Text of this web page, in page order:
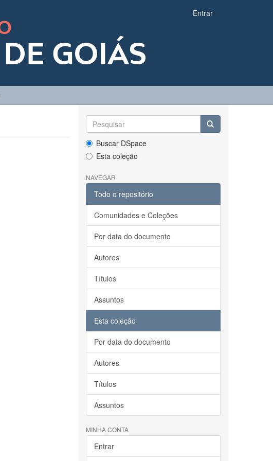
Entrar
Buscar DSpace
Esta coleção
NAVEGAR
Todo o repositório
Comunidades e Coleções
Por data do documento
Autores
Títulos
Assuntos
Esta coleção
Por data do documento
Autores
Títulos
Assuntos
MINHA CONTA
Entrar